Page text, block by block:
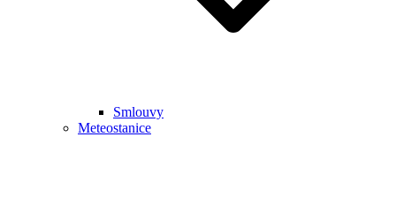
Smlouvy
Meteostanice